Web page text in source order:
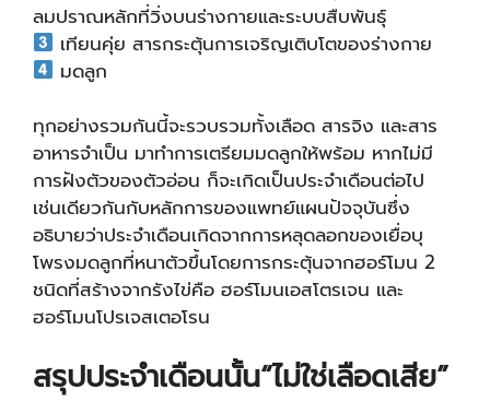
ลมปราณหลักที่วิ่งบนร่างกายและระบบสืบพันธุ์
เทียนคุ่ย สารกระตุ้นการเจริญเติบโตของร่างกาย
มดลูก
ทุกอย่างรวมกันนี้จะรวบรวมทั้งเลือด สารจิง และสาร
อาหารจำเป็น มาทำการเตรียมมดลูกให้พร้อม หากไม่มี
การฝังตัวของตัวอ่อน ก็จะเกิดเป็นประจำเดือนต่อไป
เช่นเดียวกันกับหลักการของแพทย์แผนปัจจุบันซึ่ง
อธิบายว่าประจำเดือนเกิดจากการหลุดลอกของเยื่อบุ
โพรงมดลูกที่หนาตัวขึ้นโดยการกระตุ้นจากฮอร์โมน 2
ชนิดที่สร้างจากรังไข่คือ ฮอร์โมนเอสโตรเจน และ
ฮอร์โมนโปรเจสเตอโรน
สรุปประจำเดือนนั้น“ไม่ใช่เลือดเสีย”